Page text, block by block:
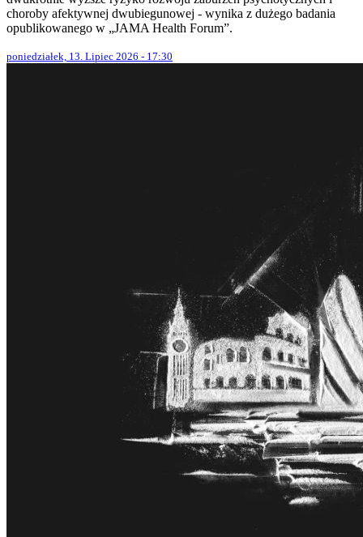
choroby afektywnej dwubiegunowej - wynika z dużego badania
opublikowanego w „JAMA Health Forum”.
poniedziałek, 13. Lipiec 2026 - 17:30